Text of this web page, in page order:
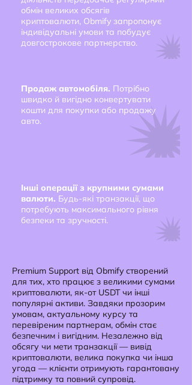
обмін великих обсягів
криптовалюти, Obmify запропонує
індивідуальні умови та побудує
довгострокове партнерство.
Продаж автомобіля. Потрібно
швидко й вигідно конвертувати
кошти для покупки або продажу
авто.
Інші операції з крупними сумами
валюти. Будь-які транзакції, що
потребують максимального рівня
безпеки та зручності.
Premium Support від Obmify створений
для тих, хто працює з великими сумами
криптовалюти, як-от USDT чи інші
популярні активи. Завдяки прозорим
умовам, актуальному курсу та
перевіреним партнерам, обмін стає
безпечним і вигідним. Незалежно від
обсягу чи мети транзакції — вивід
криптовалюти, велика покупка чи інша
угода — клієнти отримують гарантовану
підтримку та повний супровід.